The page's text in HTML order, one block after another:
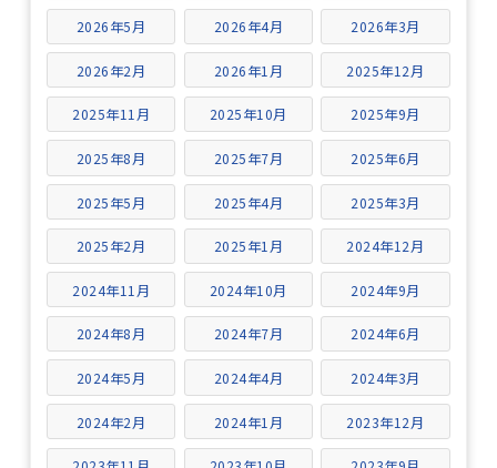
2026年5月 2026年4月 2026年3月
2026年2月 2026年1月 2025年12月
2025年11月 2025年10月 2025年9月
2025年8月 2025年7月 2025年6月
2025年5月 2025年4月 2025年3月
2025年2月 2025年1月 2024年12月
2024年11月 2024年10月 2024年9月
2024年8月 2024年7月 2024年6月
2024年5月 2024年4月 2024年3月
2024年2月 2024年1月 2023年12月